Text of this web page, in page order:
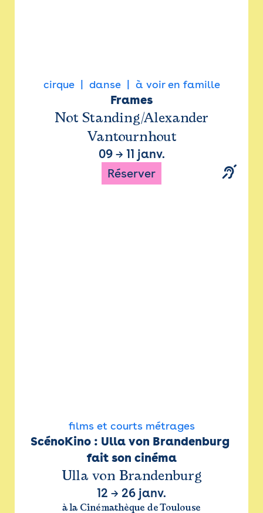
cirque danse à voir en famille
Frames
Not Standing/Alexander
Vantournhout
09→ 11 janv.
Réserver
films et courts métrages
ScénoKino : Ulla von Brandenburg
fait son cinéma
Ulla von Brandenburg
12 → 26 janv.
à la Cinémathèque de Toulouse